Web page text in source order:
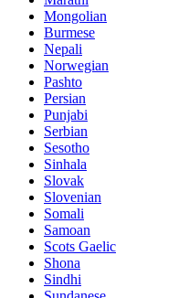
Mongolian
Burmese
Nepali
Norwegian
Pashto
Persian
Punjabi
Serbian
Sesotho
Sinhala
Slovak
Slovenian
Somali
Samoan
Scots Gaelic
Shona
Sindhi